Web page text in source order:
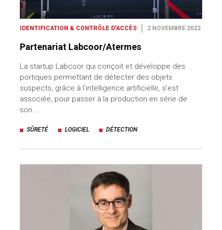
IDENTIFICATION & CONTRÔLE D'ACCÈS 2 NOVEMBRE 2022
Partenariat Labcoor/Atermes
La startup Labcoor qui conçoit et développe des
portiques permettant de détecter des objets
suspects, grâce à l’intelligence artificielle, s’est
associée, pour passer à la production en série de
son…
SÛRETÉ LOGICIEL DÉTECTION